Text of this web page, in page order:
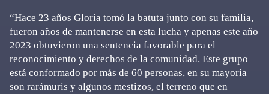
“Hace 23 años Gloria tomó la batuta junto con su familia,
fueron años de mantenerse en esta lucha y apenas este año
2023 obtuvieron una sentencia favorable para el
reconocimiento y derechos de la comunidad. Este grupo
está conformado por más de 60 personas, en su mayoría
son rarámuris y algunos mestizos, el terreno que en